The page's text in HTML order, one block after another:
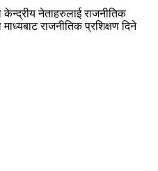
नेताहरुलाई राजनीतिक
राजनीतिक प्रशिक्षण दिने